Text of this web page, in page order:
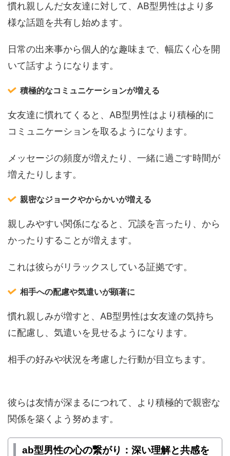
慣れ親しんだ女友達に対して、AB型男性はより多
様な話題を共有し始めます。
日常の出来事から個人的な趣味まで、幅広く心を開
いて話すようになります。
積極的なコミュニケーションが増える
女友達に慣れてくると、AB型男性はより積極的に
コミュニケーションを取るようになります。
メッセージの頻度が増えたり、一緒に過ごす時間が
増えたりします。
親密なジョークやからかいが増える
親しみやすい関係になると、冗談を言ったり、から
かったりすることが増えます。
これは彼らがリラックスしている証拠です。
相手への配慮や気遣いが顕著に
慣れ親しみが増すと、AB型男性は女友達の気持ち
に配慮し、気遣いを見せるようになります。
相手の好みや状況を考慮した行動が目立ちます。
彼らは友情が深まるにつれて、より積極的で親密な
関係を築くよう努めます。
ab型男性の心の繋がり：深い理解と共感を